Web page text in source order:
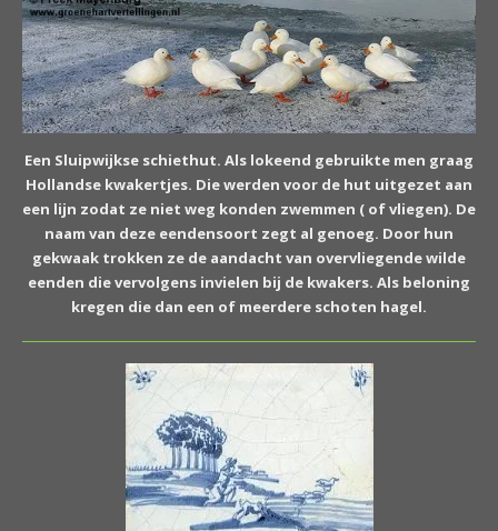
Een Sluipwijkse schiethut. Als lokeend gebruikte men graag
Hollandse kwakertjes. Die werden voor de hut uitgezet aan
een lijn zodat ze niet weg konden zwemmen ( of vliegen). De
naam van deze eendensoort zegt al genoeg. Door hun
gekwaak trokken ze de aandacht van overvliegende wilde
eenden die vervolgens invielen bij de kwakers. Als beloning
kregen die dan een of meerdere schoten hagel.